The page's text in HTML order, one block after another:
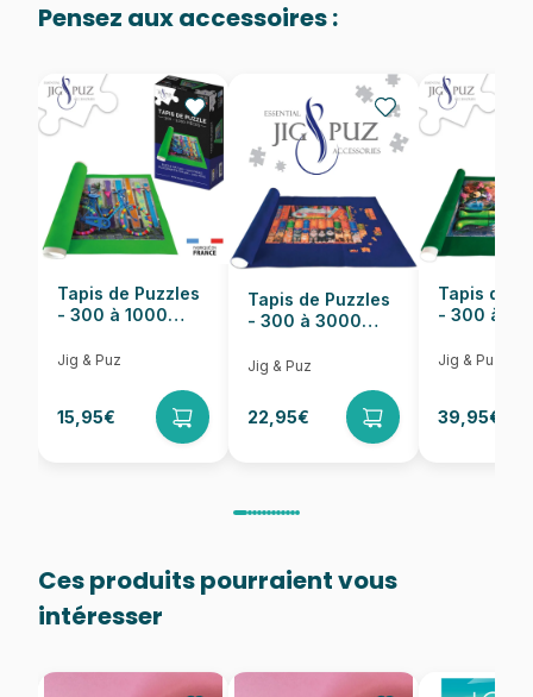
Nombre de pièces 96 pièces
Dimensions 20 x 15 cm
Pensez aux accessoires :
Tapis de Puzzles
- 300 à 1000
Jig & Puz
15,95€
Tapis de Puzzles
- 300 à 3000
Jig & Puz
22,95€
Tapis de
- 300 à
Jig & Puz
39,95€
Ces produits pourraient vous
intéresser